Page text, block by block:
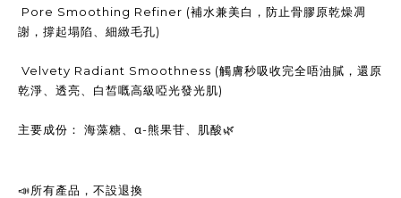
Pore Smoothing Refiner (補水兼美白，防止骨膠原乾燥凋
謝，撐起塌陷、細緻毛孔)
Velvety Radiant Smoothness (觸膚秒吸收完全唔油膩，還原
乾淨、透亮、白皙嘅高級啞光發光肌)
主要成份： 海藻糖、α-熊果苷、肌酸🌿
📣所有產品，不設退換